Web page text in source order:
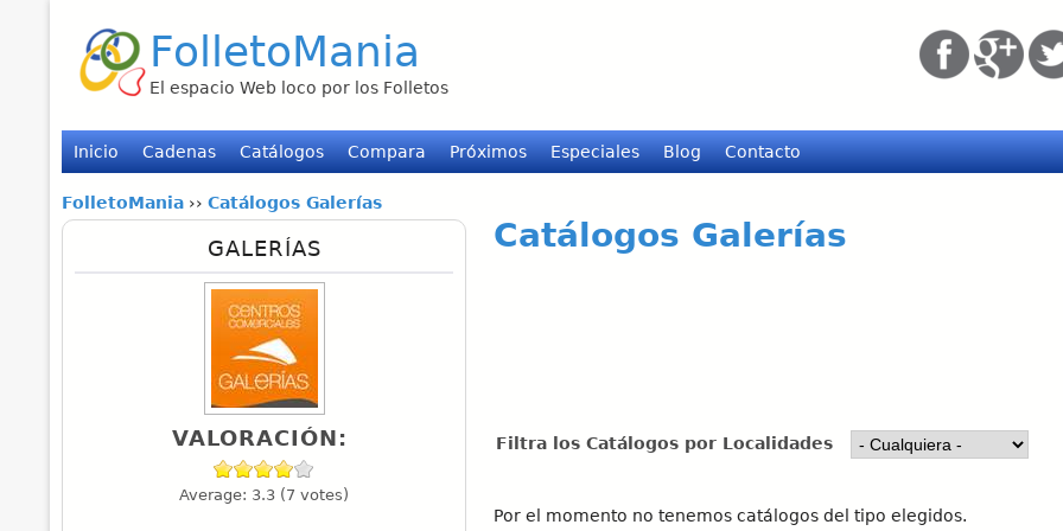
FolletoMania
El espacio Web loco por los Folletos
Inicio Cadenas Catálogos Compara Próximos Especiales Blog Contacto
FolletoMania ›› Catálogos Galerías
Catálogos Galerías
Filtra los Catálogos por Localidades
Por el momento no tenemos catálogos del tipo elegidos.
GALERÍAS
VALORACIÓN:
Average: 3.3 (7 votes)